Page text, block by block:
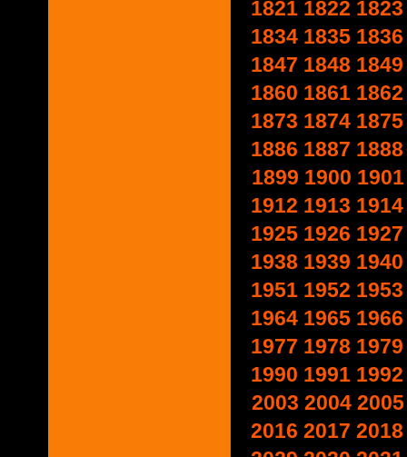
1821 1822 1823
1834 1835 1836
1847 1848 1849
1860 1861 1862
1873 1874 1875
1886 1887 1888
1899 1900 1901
1912 1913 1914
1925 1926 1927
1938 1939 1940
1951 1952 1953
1964 1965 1966
1977 1978 1979
1990 1991 1992
2003 2004 2005
2016 2017 2018